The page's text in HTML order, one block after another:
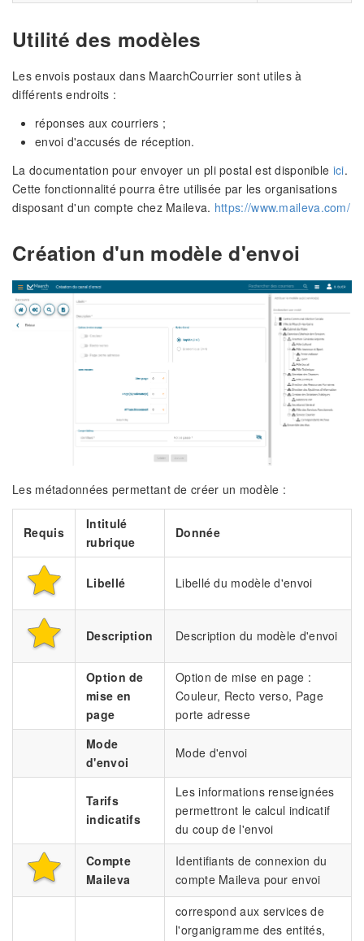
Utilité des modèles
Les envois postaux dans MaarchCourrier sont utiles à
différents endroits :
réponses aux courriers ;
envoi d'accusés de réception.
La documentation pour envoyer un pli postal est disponible ici.
Cette fonctionnalité pourra être utilisée par les organisations
disposant d'un compte chez Maileva. https://www.maileva.com/
Création d'un modèle d'envoi
Les métadonnées permettant de créer un modèle :
Requis
Intitulé
rubrique
Donnée
Libellé Libellé du modèle d'envoi
Description Description du modèle d'envoi
Option de
mise en
page
Option de mise en page :
Couleur, Recto verso, Page
porte adresse
Mode
d'envoi
Mode d'envoi
Tarifs
indicatifs
Les informations renseignées
permettront le calcul indicatif
du coup de l'envoi
Compte
Maileva
Identifiants de connexion du
compte Maileva pour envoi
correspond aux services de
l'organigramme des entités,